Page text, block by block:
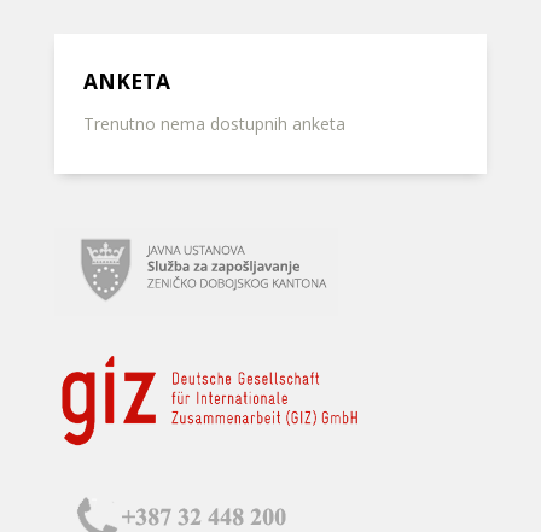
ANKETA
Trenutno nema dostupnih anketa